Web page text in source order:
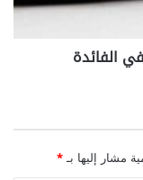
الفائدة
مشار إليها بـ*